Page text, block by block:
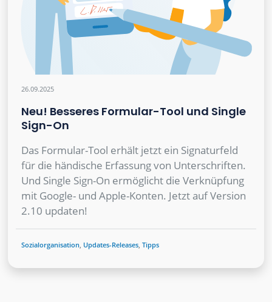
26.09.2025
Neu! Besseres Formular-Tool und Single
Sign-On
Das Formular-Tool erhält jetzt ein Signaturfeld
für die händische Erfassung von Unterschriften.
Und Single Sign-On ermöglicht die Verknüpfung
mit Google- und Apple-Konten. Jetzt auf Version
2.10 updaten!
Sozialorganisation, Updates-Releases, Tipps